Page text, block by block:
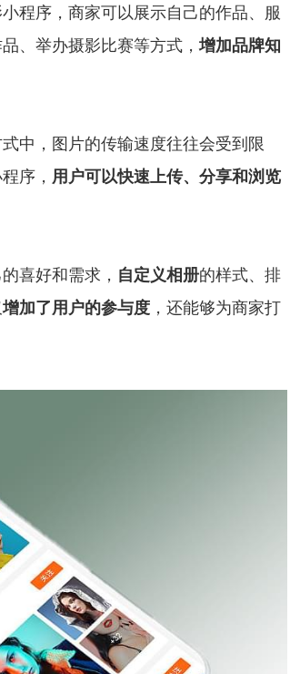
程序，商家可以展示自己的作品、服
、举办摄影比赛等方式，增加品牌知
中，图片的传输速度往往会受到限
序， 用户可以快速上传、分享和浏览
喜好和需求， 自定义相册的样式、排
增加了用户的参与度 ，还能够为商家打